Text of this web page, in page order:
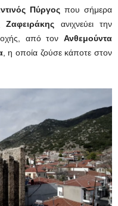
Πύργος που σήμερα
Ζαφειράκης ανιχνεύει την
από τον Ανθεμούντα
, η οποία ζούσε κάποτε στον